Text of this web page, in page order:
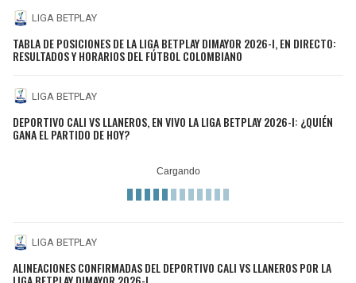
LIGA BETPLAY
TABLA DE POSICIONES DE LA LIGA BETPLAY DIMAYOR 2026-I, EN DIRECTO:
RESULTADOS Y HORARIOS DEL FÚTBOL COLOMBIANO
LIGA BETPLAY
DEPORTIVO CALI VS LLANEROS, EN VIVO LA LIGA BETPLAY 2026-I: ¿QUIÉN
GANA EL PARTIDO DE HOY?
LIGA BETPLAY
ALINEACIONES CONFIRMADAS DEL DEPORTIVO CALI VS LLANEROS POR LA